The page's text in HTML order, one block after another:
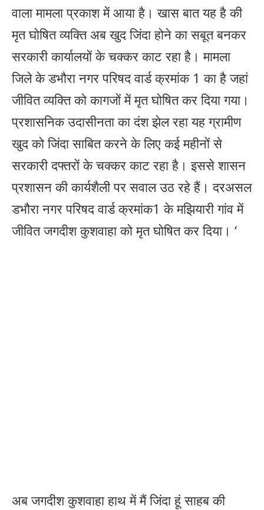
वाला मामला प्रकाश में आया है। खास बात यह है की
मृत घोषित व्यक्ति अब खुद जिंदा होने का सबूत बनकर
सरकारी कार्यालयों के चक्कर काट रहा है। मामला
जिले के डभौरा नगर परिषद वार्ड क्रमांक 1 का है जहां
जीवित व्यक्ति को कागजों में मृत घोषित कर दिया गया।
प्रशासनिक उदासीनता का दंश झेल रहा यह ग्रामीण
खुद को जिंदा साबित करने के लिए कई महीनों से
सरकारी दफ्तरों के चक्कर काट रहा है। इससे शासन
प्रशासन की कार्यशैली पर सवाल उठ रहे हैं। दरअसल
डभौरा नगर परिषद वार्ड क्रमांक1 के मझियारी गांव में
जीवित जगदीश कुशवाहा को मृत घोषित कर दिया। ‘
अब जगदीश कुशवाहा हाथ में मैं जिंदा हूं साहब की